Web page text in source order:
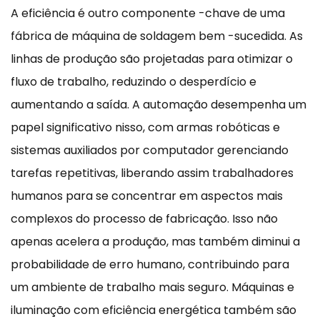
A eficiência é outro componente -chave de uma
fábrica de máquina de soldagem bem -sucedida. As
linhas de produção são projetadas para otimizar o
fluxo de trabalho, reduzindo o desperdício e
aumentando a saída. A automação desempenha um
papel significativo nisso, com armas robóticas e
sistemas auxiliados por computador gerenciando
tarefas repetitivas, liberando assim trabalhadores
humanos para se concentrar em aspectos mais
complexos do processo de fabricação. Isso não
apenas acelera a produção, mas também diminui a
probabilidade de erro humano, contribuindo para
um ambiente de trabalho mais seguro. Máquinas e
iluminação com eficiência energética também são